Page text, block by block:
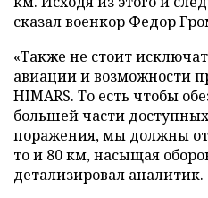
сказал военкор Федор
«Также не стоит
авиации и возможности
HIMARS. То есть чтобы
большей части
поражения, мы должны
то и 80 км, насыщая
детализировал аналитик.